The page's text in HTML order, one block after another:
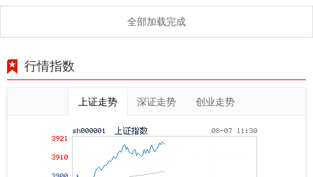
全部加载完成
行情指数
上证走势 深证走势 创业走势